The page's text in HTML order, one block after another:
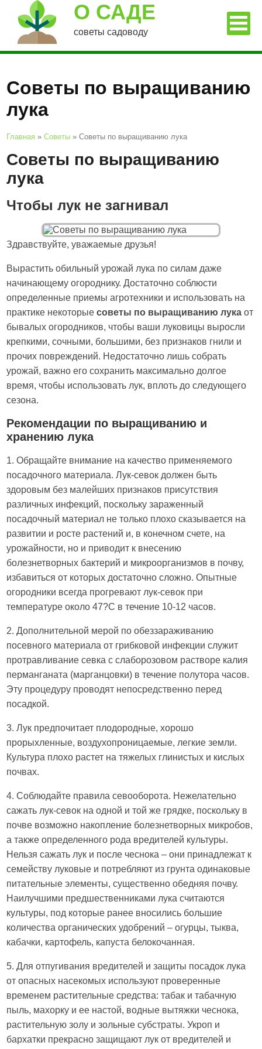
О САДЕ
советы садоводу
Советы по выращиванию
лука
Главная »Советы »Советы по выращиванию лука
Советы по выращиванию
лука
Чтобы лук не загнивал
Здравствуйте, уважаемые друзья!
Вырастить обильный урожай лука по силам даже
начинающему огороднику. Достаточно соблюсти
определенные приемы агротехники и использовать на
практике некоторыесоветы по выращиванию лукаот
бывалых огородников, чтобы ваши луковицы выросли
крепкими, сочными, большими, без признаков гнили и
прочих повреждений. Недостаточно лишь собрать
урожай, важно его сохранить максимально долгое
время, чтобы использовать лук, вплоть до следующего
сезона.
Рекомендации по выращиванию и
хранению лука
1. Обращайте внимание на качество применяемого
посадочного материала. Лук-севок должен быть
здоровым без малейших признаков присутствия
различных инфекций, поскольку зараженный
посадочный материал не только плохо сказывается на
развитии и росте растений и, в конечном счете, на
урожайности, но и приводит к внесению
болезнетворных бактерий и микроорганизмов в почву,
избавиться от которых достаточно сложно. Опытные
огородники всегда прогревают лук-севок при
температуре около 47?С в течение 10-12 часов.
2. Дополнительной мерой по обеззараживанию
посевного материала от грибковой инфекции служит
протравливание севка с слаборозовом растворе калия
перманганата (марганцовки) в течение полутора часов.
Эту процедуру проводят непосредственно перед
посадкой.
3. Лук предпочитает плодородные, хорошо
прорыхленные, воздухопроницаемые, легкие земли.
Культура плохо растет на тяжелых глинистых и кислых
почвах.
4. Соблюдайте правила севооборота. Нежелательно
сажать лук-севок на одной и той же грядке, поскольку в
почве возможно накопление болезнетворных микробов,
а также определенного рода вредителей культуры.
Нельзя сажать лук и после чеснока – они принадлежат к
семейству луковые и потребляют из грунта одинаковые
питательные элементы, существенно обедняя почву.
Наилучшими предшественниками лука считаются
культуры, под которые ранее вносились большие
количества органических удобрений – огурцы, тыква,
кабачки, картофель, капуста белокочанная.
5. Для отпугивания вредителей и защиты посадок лука
от опасных насекомых используют проверенные
временем растительные средства: табак и табачную
пыль, махорку и ее настой, водные вытяжки чеснока,
растительную золу и зольные субстраты. Укроп и
бархатки прекрасно защищают лук от вредителей и